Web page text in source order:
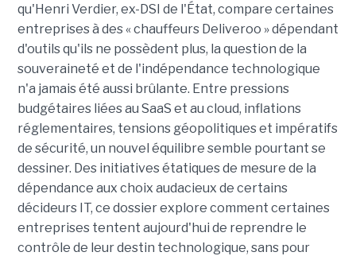
qu'Henri Verdier, ex-DSI de l'État, compare certaines
entreprises à des « chauffeurs Deliveroo » dépendant
d'outils qu'ils ne possèdent plus, la question de la
souveraineté et de l'indépendance technologique
n'a jamais été aussi brûlante. Entre pressions
budgétaires liées au SaaS et au cloud, inflations
réglementaires, tensions géopolitiques et impératifs
de sécurité, un nouvel équilibre semble pourtant se
dessiner. Des initiatives étatiques de mesure de la
dépendance aux choix audacieux de certains
décideurs IT, ce dossier explore comment certaines
entreprises tentent aujourd'hui de reprendre le
contrôle de leur destin technologique, sans pour